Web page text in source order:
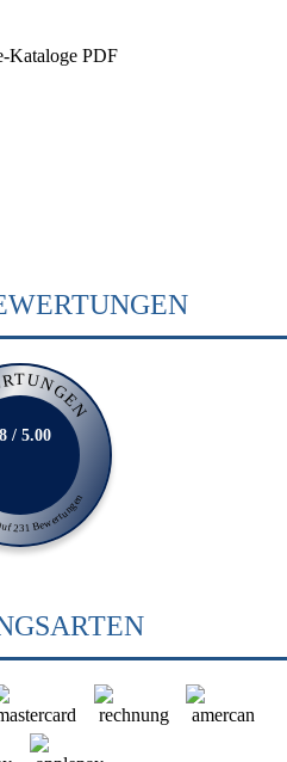
Kataloge PDF
231 Bewertungen
/ 5.00